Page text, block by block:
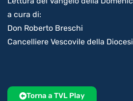
a cura di:
Don Roberto Breschi
Cancelliere Vescovile della
Torna a TVL Play